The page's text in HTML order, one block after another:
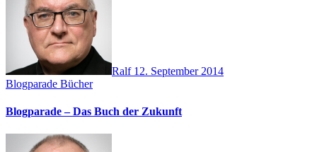
Ralf 12. September 2014
Blogparade Bücher
Blogparade – Das Buch der Zukunft